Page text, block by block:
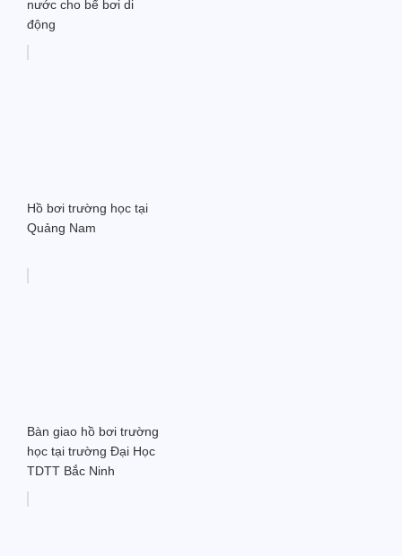
nước cho bể bơi di
động
Hồ bơi trường học tại
Quảng Nam
Bàn giao hồ bơi trường
học tại trường Đại Học
TDTT Bắc Ninh